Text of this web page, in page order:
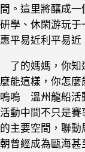
間。這里將釀成一
研學、休閑游玩于
惠平易近利平易近
了的媽媽，你知
麼能這樣，你怎
嗚嗚 溫州龍船活
活動中間不只是賽
的主要空間，聯動
朝曾經成為甌海甚